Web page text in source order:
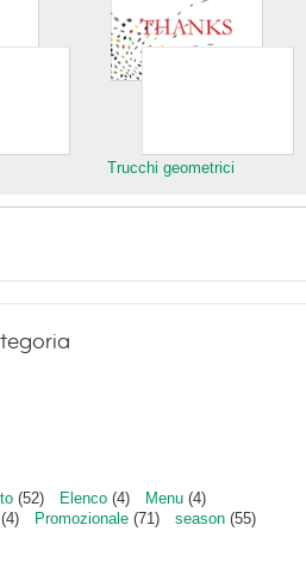
Trucchi geometrici
(52) Elenco (4) Menu (4)
(4) Promozionale (71) season (55)